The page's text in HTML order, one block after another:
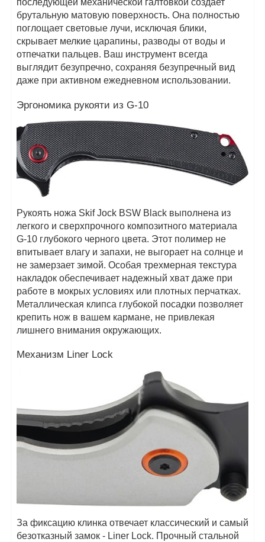
брутальную матовую поверхность. Она полностью
поглощает световые лучи, исключая блики,
скрывает мелкие царапины, разводы от воды и
отпечатки пальцев. Ваш инструмент всегда
выглядит безупречно, сохраняя безупречный вид
даже при активном ежедневном использовании.
Эргономика рукояти из G-10
Рукоять ножа Skif Jock BSW Black выполнена из
легкого и сверхпрочного композитного материала
G-10 глубокого черного цвета. Этот полимер не
впитывает влагу и запахи, не выгорает на солнце и
не замерзает зимой. Особая трехмерная текстура
накладок обеспечивает надежный хват даже при
работе в мокрых условиях или плотных перчатках.
Металлическая клипса глубокой посадки позволяет
крепить нож в вашем кармане, не привлекая
лишнего внимания окружающих.
Механизм Liner Lock
За фиксацию клинка отвечает классический и самый
безотказный замок - Liner Lock. Прочный стальной